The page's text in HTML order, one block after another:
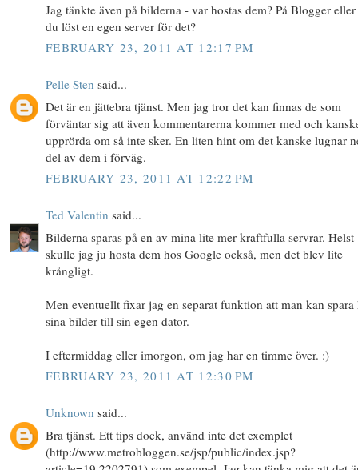
Jag tänkte även på bilderna - var hostas dem? På Blogger
du löst en egen server för det?
FEBRUARY 23, 2011 AT 12:17 PM
Pelle Sten said...
Det är en jättebra tjänst. Men jag tror det kan finnas de som
förväntar sig att även kommentarerna kommer med och
upprörda om så inte sker. En liten hint om det kanske lugnar
del av dem i förväg.
FEBRUARY 23, 2011 AT 12:22 PM
Ted Valentin said...
Bilderna sparas på en av mina lite mer kraftfulla servrar. Helst
skulle jag ju hosta dem hos Google också, men det blev lite
krångligt.
Men eventuellt fixar jag en separat funktion att man kan spara
sina bilder till sin egen dator.
I eftermiddag eller imorgon, om jag har en timme över. :)
FEBRUARY 23, 2011 AT 12:30 PM
Unknown said...
Bra tjänst. Ett tips dock, använd inte det exemplet
(http://www.metrobloggen.se/jsp/public/index.jsp?